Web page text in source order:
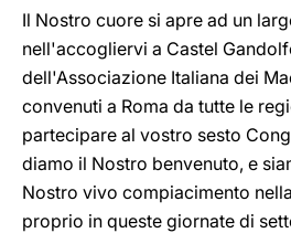
Il Nostro cuore si apre ad un
nell'accogliervi a Castel
dell'Associazione Italiana dei
convenuti a Roma da tutte le
partecipare al vostro sesto
diamo il Nostro benvenuto, e
Nostro vivo compiacimento
proprio in queste giornate di